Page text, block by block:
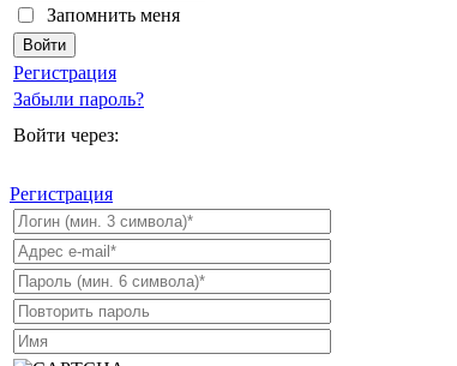
Запомнить меня
Регистрация
Забыли пароль?
Войти через:
Регистрация